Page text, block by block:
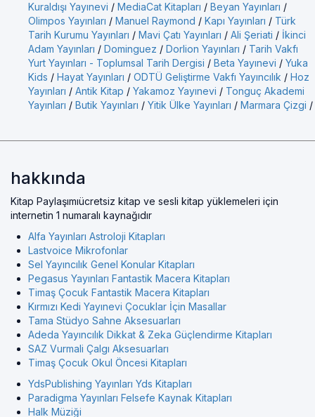
Kuraldışı Yayınevi / MediaCat Kitapları / Beyan Yayınları /
Olimpos Yayınları / Manuel Raymond / Kapı Yayınları / Türk
Tarih Kurumu Yayınları / Mavi Çatı Yayınları / Ali Şeriati / İkinci
Adam Yayınları / Dominguez / Dorlion Yayınları / Tarih Vakfı
Yurt Yayınları - Toplumsal Tarih Dergisi / Beta Yayınevi / Yuka
Kids / Hayat Yayınları / ODTÜ Geliştirme Vakfı Yayıncılık / Hoz
Yayınları / Antik Kitap / Yakamoz Yayınevi / Tonguç Akademi
Yayınları / Butik Yayınları / Yitik Ülke Yayınları / Marmara Çizgi /
hakkında
Kitap Paylaşımıücretsiz kitap ve sesli kitap yüklemeleri için
internetin 1 numaralı kaynağıdır
Alfa Yayınları Astroloji Kitapları
Lastvoice Mikrofonlar
Sel Yayıncılık Genel Konular Kitapları
Pegasus Yayınları Fantastik Macera Kitapları
Timaş Çocuk Fantastik Macera Kitapları
Kırmızı Kedi Yayınevi Çocuklar İçin Masallar
Tama Stüdyo Sahne Aksesuarları
Adeda Yayıncılık Dikkat & Zeka Güçlendirme Kitapları
SAZ Vurmali Çalgı Aksesuarları
Timaş Çocuk Okul Öncesi Kitapları
YdsPublishing Yayınları Yds Kitapları
Paradigma Yayınları Felsefe Kaynak Kitapları
Halk Müziği